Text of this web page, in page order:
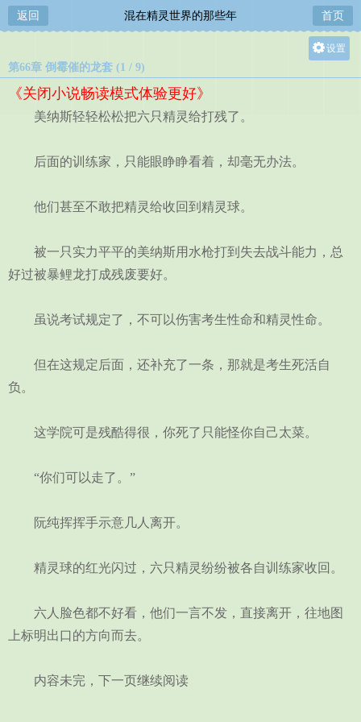
返回 混在精灵世界的那些年 首页
设置
第66章 倒霉催的龙套 (1 / 9)
《关闭小说畅读模式体验更好》
美纳斯轻轻松松把六只精灵给打残了。
后面的训练家，只能眼睁睁看着，却毫无办法。
他们甚至不敢把精灵给收回到精灵球。
被一只实力平平的美纳斯用水枪打到失去战斗能力，总
好过被暴鲤龙打成残废要好。
虽说考试规定了，不可以伤害考生性命和精灵性命。
但在这规定后面，还补充了一条，那就是考生死活自
负。
这学院可是残酷得很，你死了只能怪你自己太菜。
“你们可以走了。”
阮纯挥挥手示意几人离开。
精灵球的红光闪过，六只精灵纷纷被各自训练家收回。
六人脸色都不好看，他们一言不发，直接离开，往地图
上标明出口的方向而去。
内容未完，下一页继续阅读